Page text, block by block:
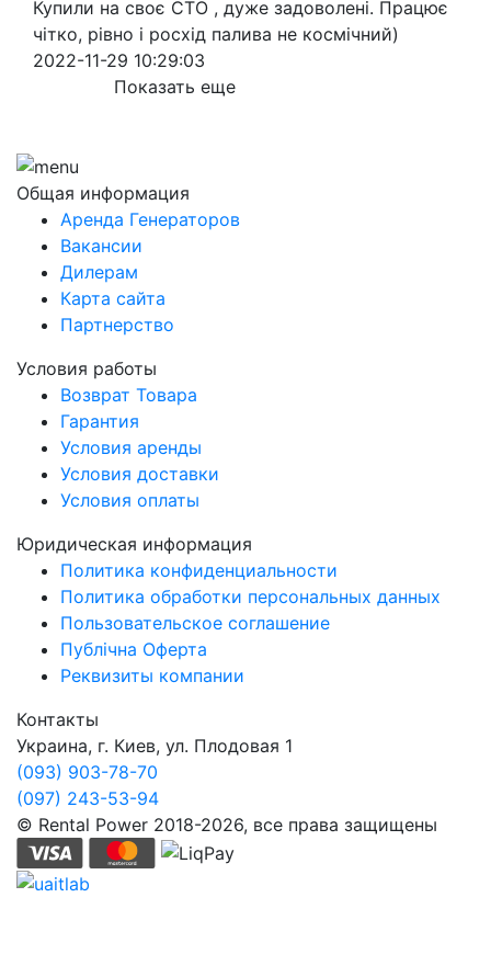
Купили на своє СТО , дуже задоволені. Працює
чітко, рівно і росхід палива не космічний)
2022-11-29 10:29:03
Показать еще
Общая информация
Аренда Генераторов
Вакансии
Дилерам
Карта сайта
Партнерство
Условия работы
Возврат Товара
Гарантия
Условия аренды
Условия доставки
Условия оплаты
Юридическая информация
Политика конфиденциальности
Политика обработки персональных данных
Пользовательское соглашение
Публічна Оферта
Реквизиты компании
Контакты
Украина, г. Киев, ул. Плодовая 1
(093) 903-78-70
(097) 243-53-94
© Rental Power 2018-2026, все права защищены